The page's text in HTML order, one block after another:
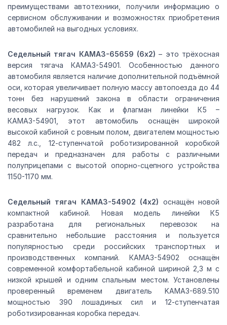
преимуществами автотехники, получили информацию о
сервисном обслуживании и возможностях приобретения
автомобилей на выгодных условиях.
Седельный тягач КАМАЗ-65659 (6х2) – это трёхосная
версия тягача КАМАЗ-54901. Особенностью данного
автомобиля является наличие дополнительной подъёмной
оси, которая увеличивает полную массу автопоезда до 44
тонн без нарушений закона в области ограничения
весовых нагрузок. Как и флагман линейки К5 –
КАМАЗ-54901, этот автомобиль оснащён широкой
высокой кабиной с ровным полом, двигателем мощностью
482 л.с., 12-ступенчатой роботизированной коробкой
передач и предназначен для работы с различными
полуприцепами с высотой опорно-сцепного устройства
1150-1170 мм.
Седельный тягач КАМАЗ-54902 (4х2) оснащён новой
компактной кабиной. Новая модель линейки К5
разработана для региональных перевозок на
сравнительно небольшие расстояния и пользуется
популярностью среди российских транспортных и
производственных компаний. КАМАЗ-54902 оснащён
современной комфортабельной кабиной шириной 2,3 м с
низкой крышей и одним спальным местом. Установлены
проверенный временем двигатель KAMAЗ-689.510
мощностью 390 лошадиных сил и 12-ступенчатая
роботизированная коробка передач.